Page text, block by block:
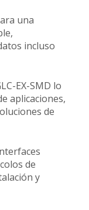
una
incluso
EX-SMD lo
aplicaciones,
de
de
y